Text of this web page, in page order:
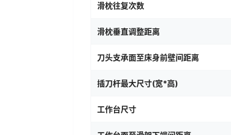
滑枕往复次数
滑枕垂直调整距离
刀头支承面至床身前壁间距离
插刀杆最大尺寸(宽*高)
工作台尺寸